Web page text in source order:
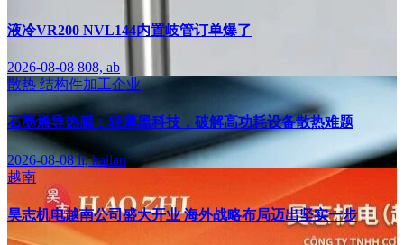
液冷VR200 NVL144内置岐管订单爆了
2026-08-08 808, ab
散热 结构件加工企业
石墨烯导热膜：轻薄黑科技，破解高功耗设备散热难题
2026-08-08li, hailan
越南
昊志机电越南公司盛大开业 海外战略布局迈出坚实一步